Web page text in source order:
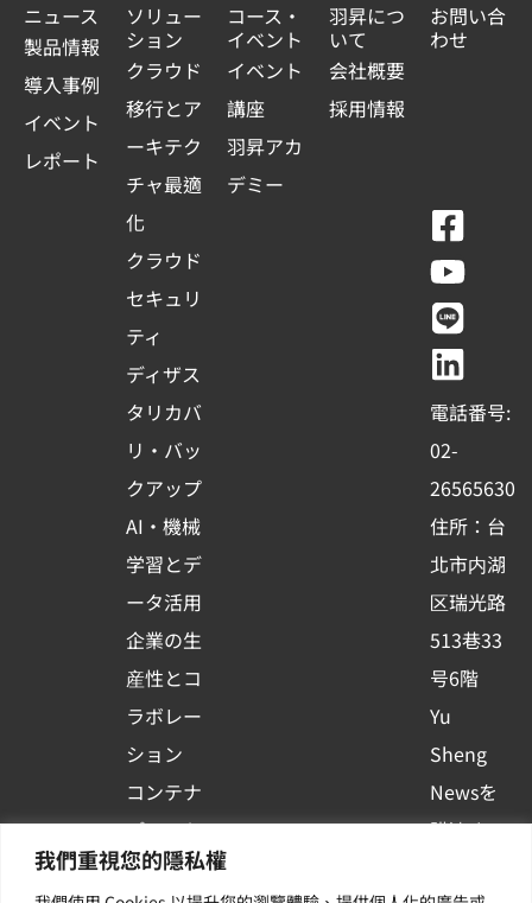
我們重視您的隱私權
ニュース
製品情報
導入事例
イベント
レポート
ソリュー
ション
クラウド
移行とア
ーキテク
チャ最適
化
クラウド
セキュリ
ティ
ディザス
タリカバ
リ・バッ
クアップ
AI・機械
学習とデ
ータ活用
企業の生
産性とコ
ラボレー
ション
コンテナ
プラット
フォーム
コース・
イベント
イベント
講座
羽昇アカ
デミー
羽昇につ
いて
会社概要
採用情報
お問い合
わせ
F
a
c
e
b
o
o
k
-
s
q
u
a
r
e
Y
o
u
t
u
b
e
L
i
n
e
L
i
n
k
e
d
i
n
電話番号:
02-
26565630
住所：台
北市内湖
区瑞光路
513巷33
号6階
Yu
Sheng
Newsを
購読する